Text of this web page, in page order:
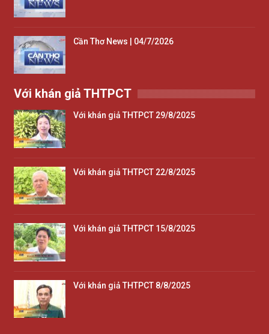
Cần Thơ News | 04/7/2026
Với khán giả THTPCT
Với khán giả THTPCT 29/8/2025
Với khán giả THTPCT 22/8/2025
Với khán giả THTPCT 15/8/2025
Với khán giả THTPCT 8/8/2025